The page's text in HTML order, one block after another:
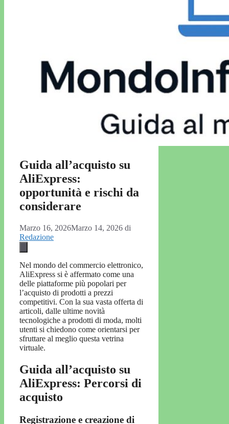
Guida all’acquisto su
AliExpress:
opportunità e rischi da
considerare
Marzo 16, 2026Marzo 14, 2026 di
Redazione
Nel mondo del commercio elettronico,
AliExpress si è affermato come una
delle piattaforme più popolari per
l’acquisto di prodotti a prezzi
competitivi. Con la sua vasta offerta di
articoli, dalle ultime novità
tecnologiche a prodotti di moda, molti
utenti si chiedono come orientarsi per
sfruttare al meglio questa vetrina
virtuale.
Guida all’acquisto su
AliExpress: Percorsi di
acquisto
Registrazione e creazione di